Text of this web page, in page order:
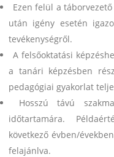
Ezen felül a
után igény esetén
tevékenységről.
A felsőoktatási
a tanári képzésben
pedagógiai gyakorlat
Hosszú távú
időtartamára.
következő évben/
felajánlva.